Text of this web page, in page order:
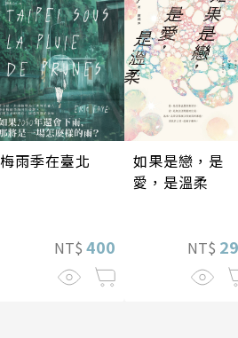
梅雨季在臺北
NT$ 400
如果是戀，是
愛，是溫柔
NT$